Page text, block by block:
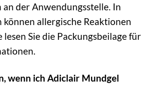
der Anwendungsstelle. In
können allergische Reaktionen
Sie die Packungsbeilage für
wenn ich Adiclair Mundgel